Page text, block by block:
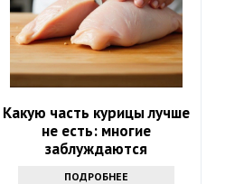
Какую часть курицы лучше
не есть: многие
заблуждаются
ПОДРОБНЕЕ